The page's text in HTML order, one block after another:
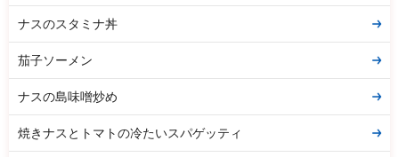
ナスのスタミナ丼
茄子ソーメン
ナスの島味噌炒め
焼きナスとトマトの冷たいスパゲッティ